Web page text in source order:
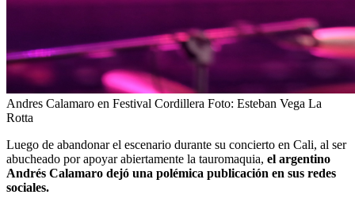
Andres Calamaro en Festival Cordillera Foto: Esteban Vega La
Rotta
Luego de abandonar el escenario durante su concierto en Cali, al ser
abucheado por apoyar abiertamente la tauromaquia, el argentino
Andrés Calamaro dejó una polémica publicación en sus redes
sociales.